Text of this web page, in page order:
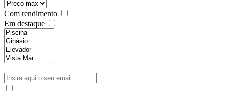
Com rendimento
Em destaque